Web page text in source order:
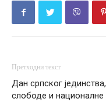
Претходни текст
Дан српског јединства,
слободе и националне